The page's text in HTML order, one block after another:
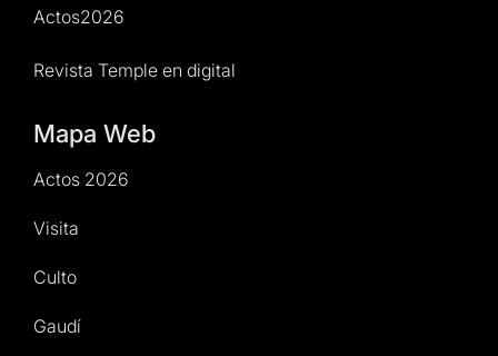
Actos2026
Revista Temple en digital
Mapa Web
Actos 2026
Visita
Culto
Gaudí